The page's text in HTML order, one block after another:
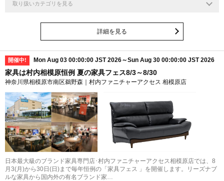
取り扱いカテゴリを見る
詳細を見る
開催中! Mon Aug 03 00:00:00 JST 2026～Sun Aug 30 00:00:00 JST 2026
家具は村内相模原恒例 夏の家具フェス8/3～8/30
神奈川県相模原市南区鵜野森｜村内ファニチャーアクセス 相模原店
日本最大級のブランド家具専門店･村内ファニチャーアクセス相模原店では、8
月3(月)から30日(日)まで毎年恒例の「家具フェス 」を開催します。リーズナブ
ルな家具から国内外の有名ブランド家…